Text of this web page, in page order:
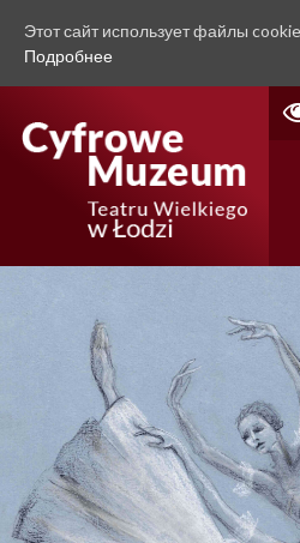
Этот сайт использует файлы
Подробнее